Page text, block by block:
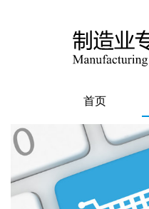
首页